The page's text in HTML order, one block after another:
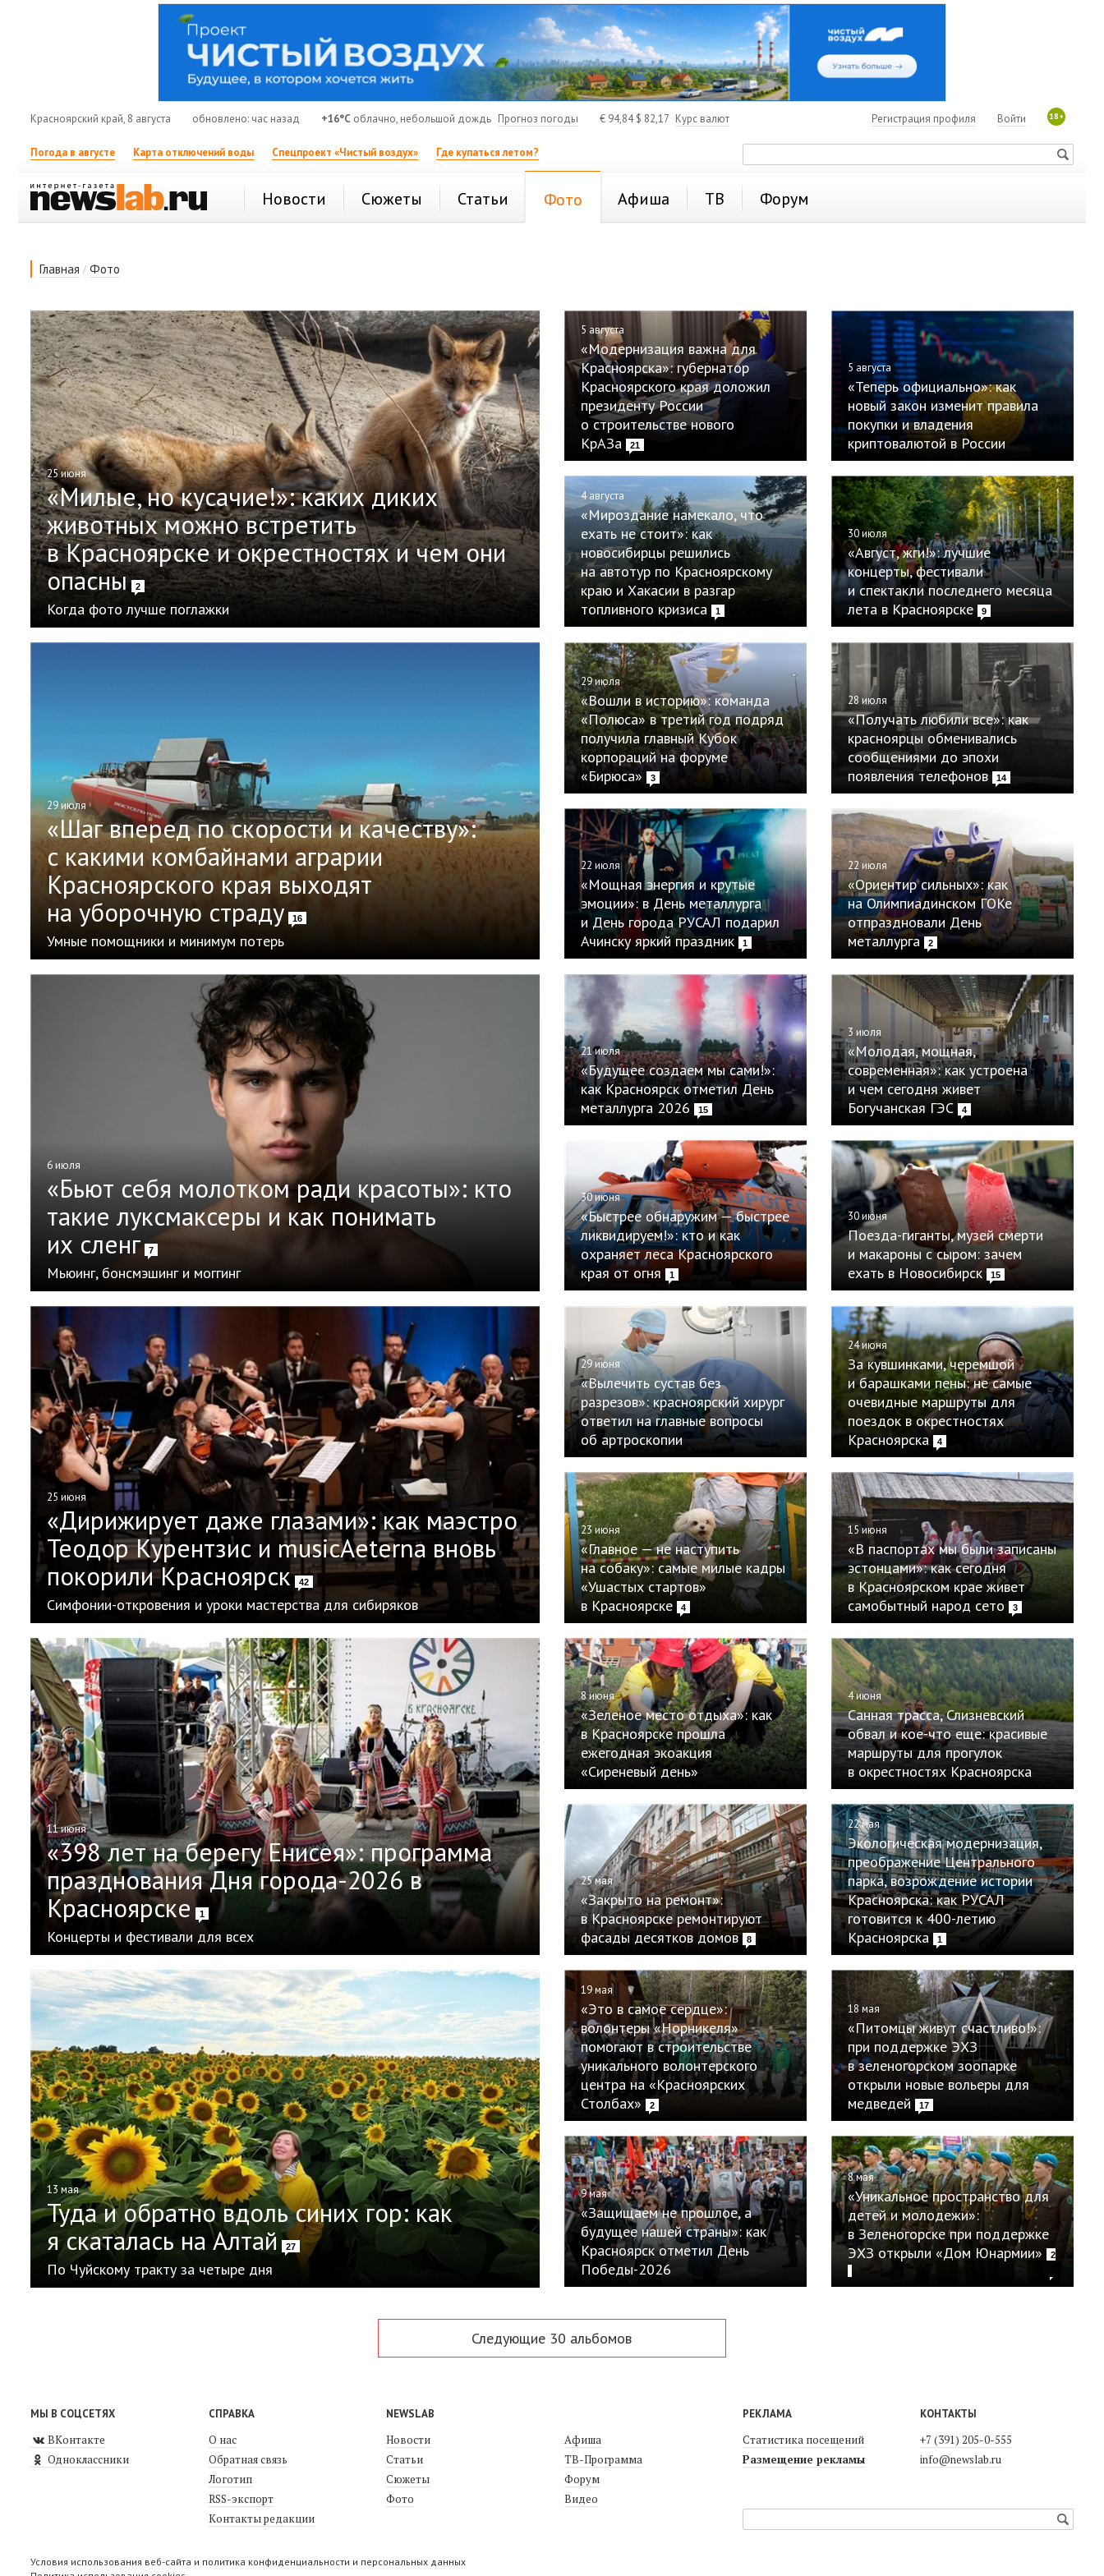
Красноярский край, 8 августа обновлено: час назад +16°C облачно, небольшой дождь Прогноз погоды € 94,84$ 82,17 Курс валют 18+
Войти
Регистрация профиля
Погода в августе Карта отключений воды Спецпроект «Чистый воздух» Где купаться летом?
Новости Сюжеты Статьи Фото Афиша ТВ Форум
Главная / Фото
25 июня
«Милые, но кусачие!»: каких диких
животных можно встретить
в Красноярске и окрестностях и чем они
опасны
2
Когда фото лучше поглажки
5 августа
«Модернизация важна для
Красноярска»: губернатор
Красноярского края доложил
президенту России
о строительстве нового
КрАЗа
21
5 августа
«Теперь официально»: как
новый закон изменит правила
покупки и владения
криптовалютой в России
4 августа
«Мироздание намекало, что
ехать не стоит»: как
новосибирцы решились
на автотур по Красноярскому
краю и Хакасии в разгар
топливного кризиса
1
30 июля
«Август, жги!»: лучшие
концерты, фестивали
и спектакли последнего месяца
лета в Красноярске
9
29 июля
«Шаг вперед по скорости и качеству»:
с какими комбайнами аграрии
Красноярского края выходят
на уборочную страду
16
Умные помощники и минимум потерь
29 июля
«Вошли в историю»: команда
«Полюса» в третий год подряд
получила главный Кубок
корпораций на форуме
«Бирюса»
3
28 июля
«Получать любили все»: как
красноярцы обменивались
сообщениями до эпохи
появления телефонов
14
22 июля
«Мощная энергия и крутые
эмоции»: в День металлурга
и День города РУСАЛ подарил
Ачинску яркий праздник
1
22 июля
«Ориентир сильных»: как
на Олимпиадинском ГОКе
отпраздновали День
металлурга
2
6 июля
«Бьют себя молотком ради красоты»: кто
такие луксмаксеры и как понимать
их сленг
7
Мьюинг, бонсмэшинг и моггинг
21 июля
«Будущее создаем мы сами!»:
как Красноярск отметил День
металлурга 2026
15
3 июля
«Молодая, мощная,
современная»: как устроена
и чем сегодня живет
Богучанская ГЭС
4
30 июня
«Быстрее обнаружим — быстрее
ликвидируем!»: кто и как
охраняет леса Красноярского
края от огня
1
30 июня
Поезда-гиганты, музей смерти
и макароны с сыром: зачем
ехать в Новосибирск
15
25 июня
«Дирижирует даже глазами»: как маэстро
Теодор Курентзис и musicAeterna вновь
покорили Красноярск
42
Симфонии-откровения и уроки мастерства для сибиряков
29 июня
«Вылечить сустав без
разрезов»: красноярский хирург
ответил на главные вопросы
об артроскопии
24 июня
За кувшинками, черемшой
и барашками пены: не самые
очевидные маршруты для
поездок в окрестностях
Красноярска
4
23 июня
«Главное — не наступить
на собаку»: самые милые кадры
«Ушастых стартов»
в Красноярске
4
15 июня
«В паспортах мы были записаны
эстонцами»: как сегодня
в Красноярском крае живет
самобытный народ сето
3
11 июня
«398 лет на берегу Енисея»: программа
празднования Дня города-2026 в
Красноярске
1
Концерты и фестивали для всех
8 июня
«Зеленое место отдыха»: как
в Красноярске прошла
ежегодная экоакция
«Сиреневый день»
4 июня
Санная трасса, Слизневский
обвал и кое-что еще: красивые
маршруты для прогулок
в окрестностях Красноярска
25 мая
«Закрыто на ремонт»:
в Красноярске ремонтируют
фасады десятков домов
8
22 мая
Экологическая модернизация,
преображение Центрального
парка, возрождение истории
Красноярска: как РУСАЛ
готовится к 400-летию
Красноярска
1
13 мая
Туда и обратно вдоль синих гор: как
я скаталась на Алтай
27
По Чуйскому тракту за четыре дня
19 мая
«Это в самое сердце»:
волонтеры «Норникеля»
помогают в строительстве
уникального волонтерского
центра на «Красноярских
Столбах»
2
18 мая
«Питомцы живут счастливо!»:
при поддержке ЭХЗ
в зеленогорском зоопарке
открыли новые вольеры для
медведей
17
9 мая
«Защищаем не прошлое, а
будущее нашей страны»: как
Красноярск отметил День
Победы-2026
8 мая
«Уникальное пространство для
детей и молодежи»:
в Зеленогорске при поддержке
ЭХЗ открыли «Дом Юнармии»
2
Следующие 30 альбомов
МЫ В СОЦСЕТЯХ
ВКонтакте
Одноклассники
СПРАВКА
О нас
Обратная связь
Логотип
RSS-экспорт
Контакты редакции
NEWSLAB
Новости
Статьи
Сюжеты
Фото
Афиша
ТВ-Программа
Форум
Видео
РЕКЛАМА
Статистика посещений
Размещение рекламы
КОНТАКТЫ
+7 (391) 205-0-555
info@newslab.ru
Условия использования веб-сайта и политика конфиденциальности и персональных данных